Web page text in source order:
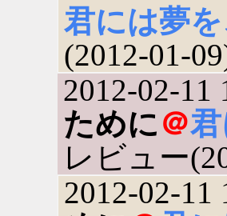
君には夢
(2012-01-
2012-02-11
ために＠
レビュー
2012-02-11